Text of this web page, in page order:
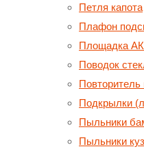
Петля капота
Плафон
Площадка
Поводок
Повторитель
Подкрылки
Пыльники
Пыльники